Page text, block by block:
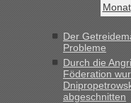
Monat
Der
Probleme
Durch die
Föderation
abgeschnitten